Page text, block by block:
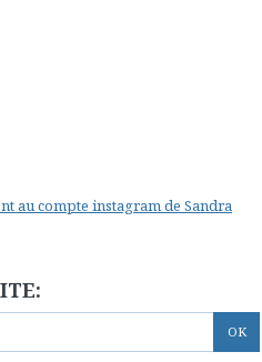
au compte instagram de Sandra